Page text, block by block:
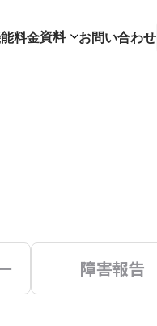
料金資料 お問い合わせ
障害報告